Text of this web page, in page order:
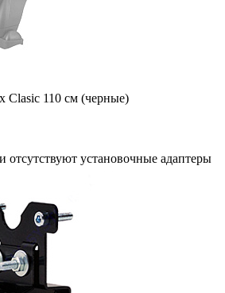
Clasic 110 см (черные)
отсутствуют установочные адаптеры